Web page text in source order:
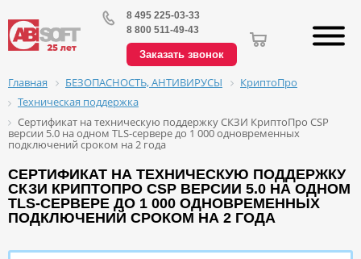
8 495 225-03-33
8 800 511-49-43
Заказать звонок
Главная БЕЗОПАСНОСТЬ, АНТИВИРУСЫ
КриптоПро
Техническая поддержка
Сертификат на техническую поддержку СКЗИ КриптоПро CSP
версии 5.0 на одном TLS-сервере до 1 000 одновременных
подключений сроком на 2 года
СЕРТИФИКАТ НА ТЕХНИЧЕСКУЮ ПОДДЕРЖКУ
СКЗИ КРИПТОПРО CSP ВЕРСИИ 5.0 НА ОДНОМ
TLS-СЕРВЕРЕ ДО 1 000 ОДНОВРЕМЕННЫХ
ПОДКЛЮЧЕНИЙ СРОКОМ НА 2 ГОДА